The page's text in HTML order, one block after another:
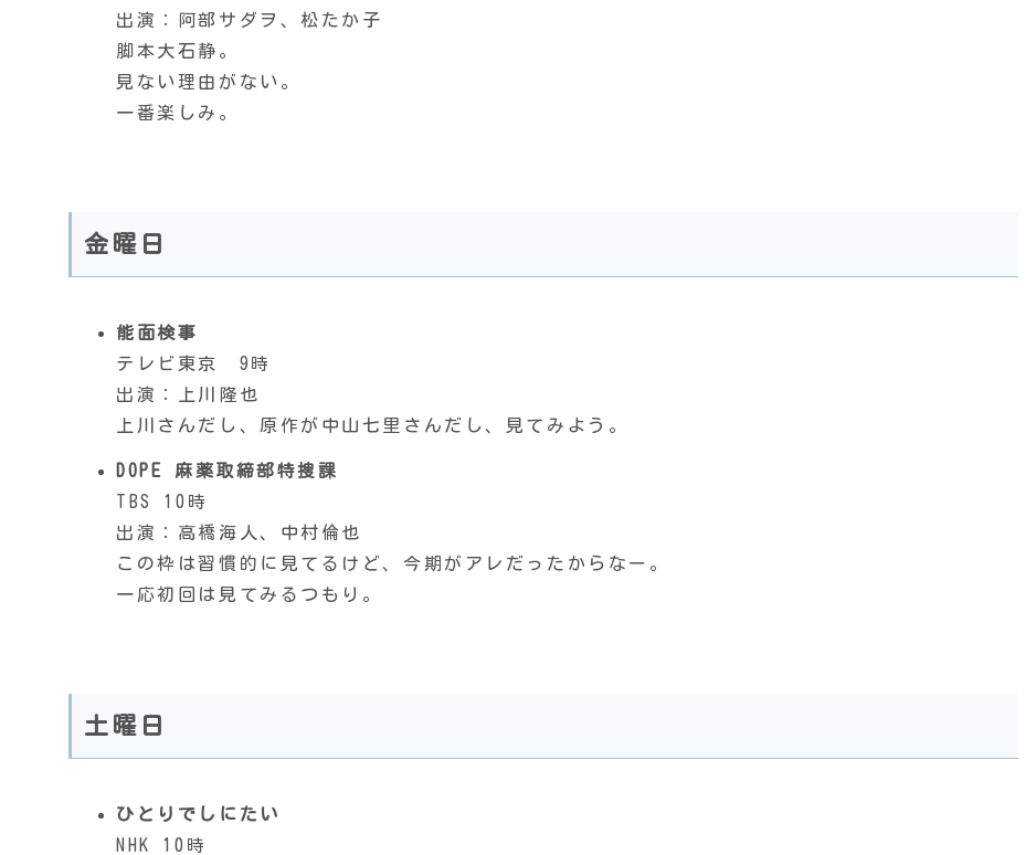
出演：阿部サダヲ、松たか子
脚本大石静。
見ない理由がない。
一番楽しみ。
金曜日
能面検事
テレビ東京 9時
出演：上川隆也
上川さんだし、原作が中山七里さんだし、見てみよう。
DOPE 麻薬取締部特捜課
TBS 10時
出演：高橋海人、中村倫也
この枠は習慣的に見てるけど、今期がアレだったからなー。
一応初回は見てみるつもり。
土曜日
ひとりでしにたい
NHK 10時